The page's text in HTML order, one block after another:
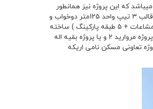
چیتگر میباشد که این پروژه نیز همانطور
که از اسمش مشخص است در لوکیشن مروارید شهر واقع شده است. پروژه مروارید 2 ( پروژه بقیه اله 2 ) در قالب 3 تیپ واحد 125متر دوخواب و
145 متر سه خواب و 155 متر سه خواب در قالب تک برج 3 طبقه ( شامل 24 طبقه مسکونی + 1 طبقه لابی و مشاعات + 5 طبقه پارکینگ ) ساخته
میباشد . تحویل پروژه مروارید 2 و یا پروژه بقیه اله
تعاونی مسکن نامی اریکه